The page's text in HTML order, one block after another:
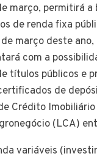
março, permitirá a
de renda fixa
março deste
com a
títulos públicos e
de
Crédito
(LCA)
variáveis